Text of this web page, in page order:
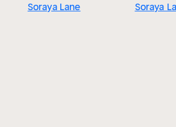
Soraya Lane
Soraya